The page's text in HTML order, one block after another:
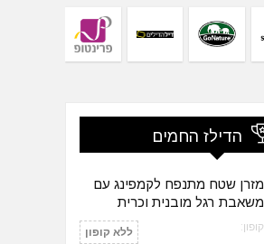
הדילז החמים
מזרן שטח מתנפח לקמפינג עם
משאבת רגל מובנית וכרית
קופון: ללא קופון